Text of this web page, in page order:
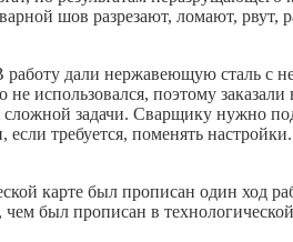
шов разрезают, ломают, рвут,
работу дали нержавеющую сталь с
использовался, поэтому
задачи. Сварщику нужно
требуется, поменять
карте был прописан один ход
чем был прописан в